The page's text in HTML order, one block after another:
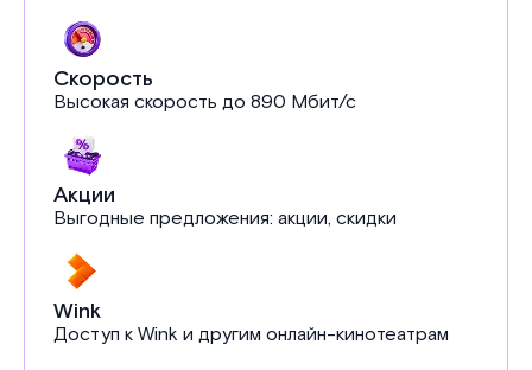
Скорость
Высокая скорость до 890 Мбит/с
Акции
Выгодные предложения: акции, скидки
Wink
Доступ к Wink и другим онлайн-кинотеатрам